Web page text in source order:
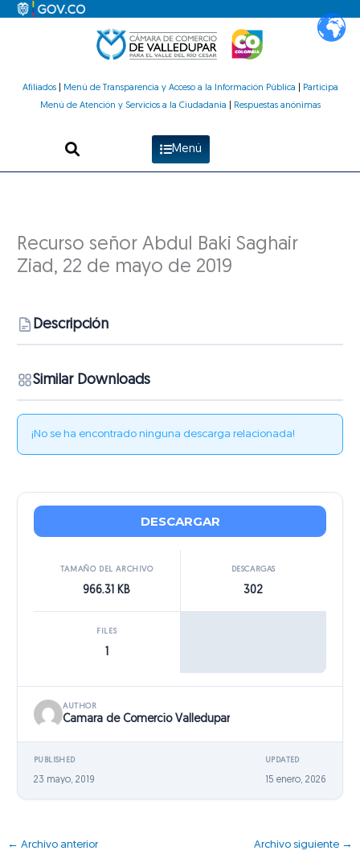
Afiliados| Menú de Transparencia y Acceso a la Información Pública
Participa
Menú de Atención y Servicios a la Ciudadanía
Respuestas anónimas
Menú
Recurso señor Abdul Baki Saghair
Ziad, 22 de mayo de 2019
Descripción
Similar Downloads
¡No se ha encontrado ninguna descarga relacionada!
DESCARGAR
TAMAÑO DEL ARCHIVO
966.31 KB
DESCARGAS
302
FILES
AUTHOR
Camara de Comercio Valledupar
PUBLISHED
23 mayo, 2019
UPDATED
15 enero, 2026
← Archivo anterior Archivo siguiente →